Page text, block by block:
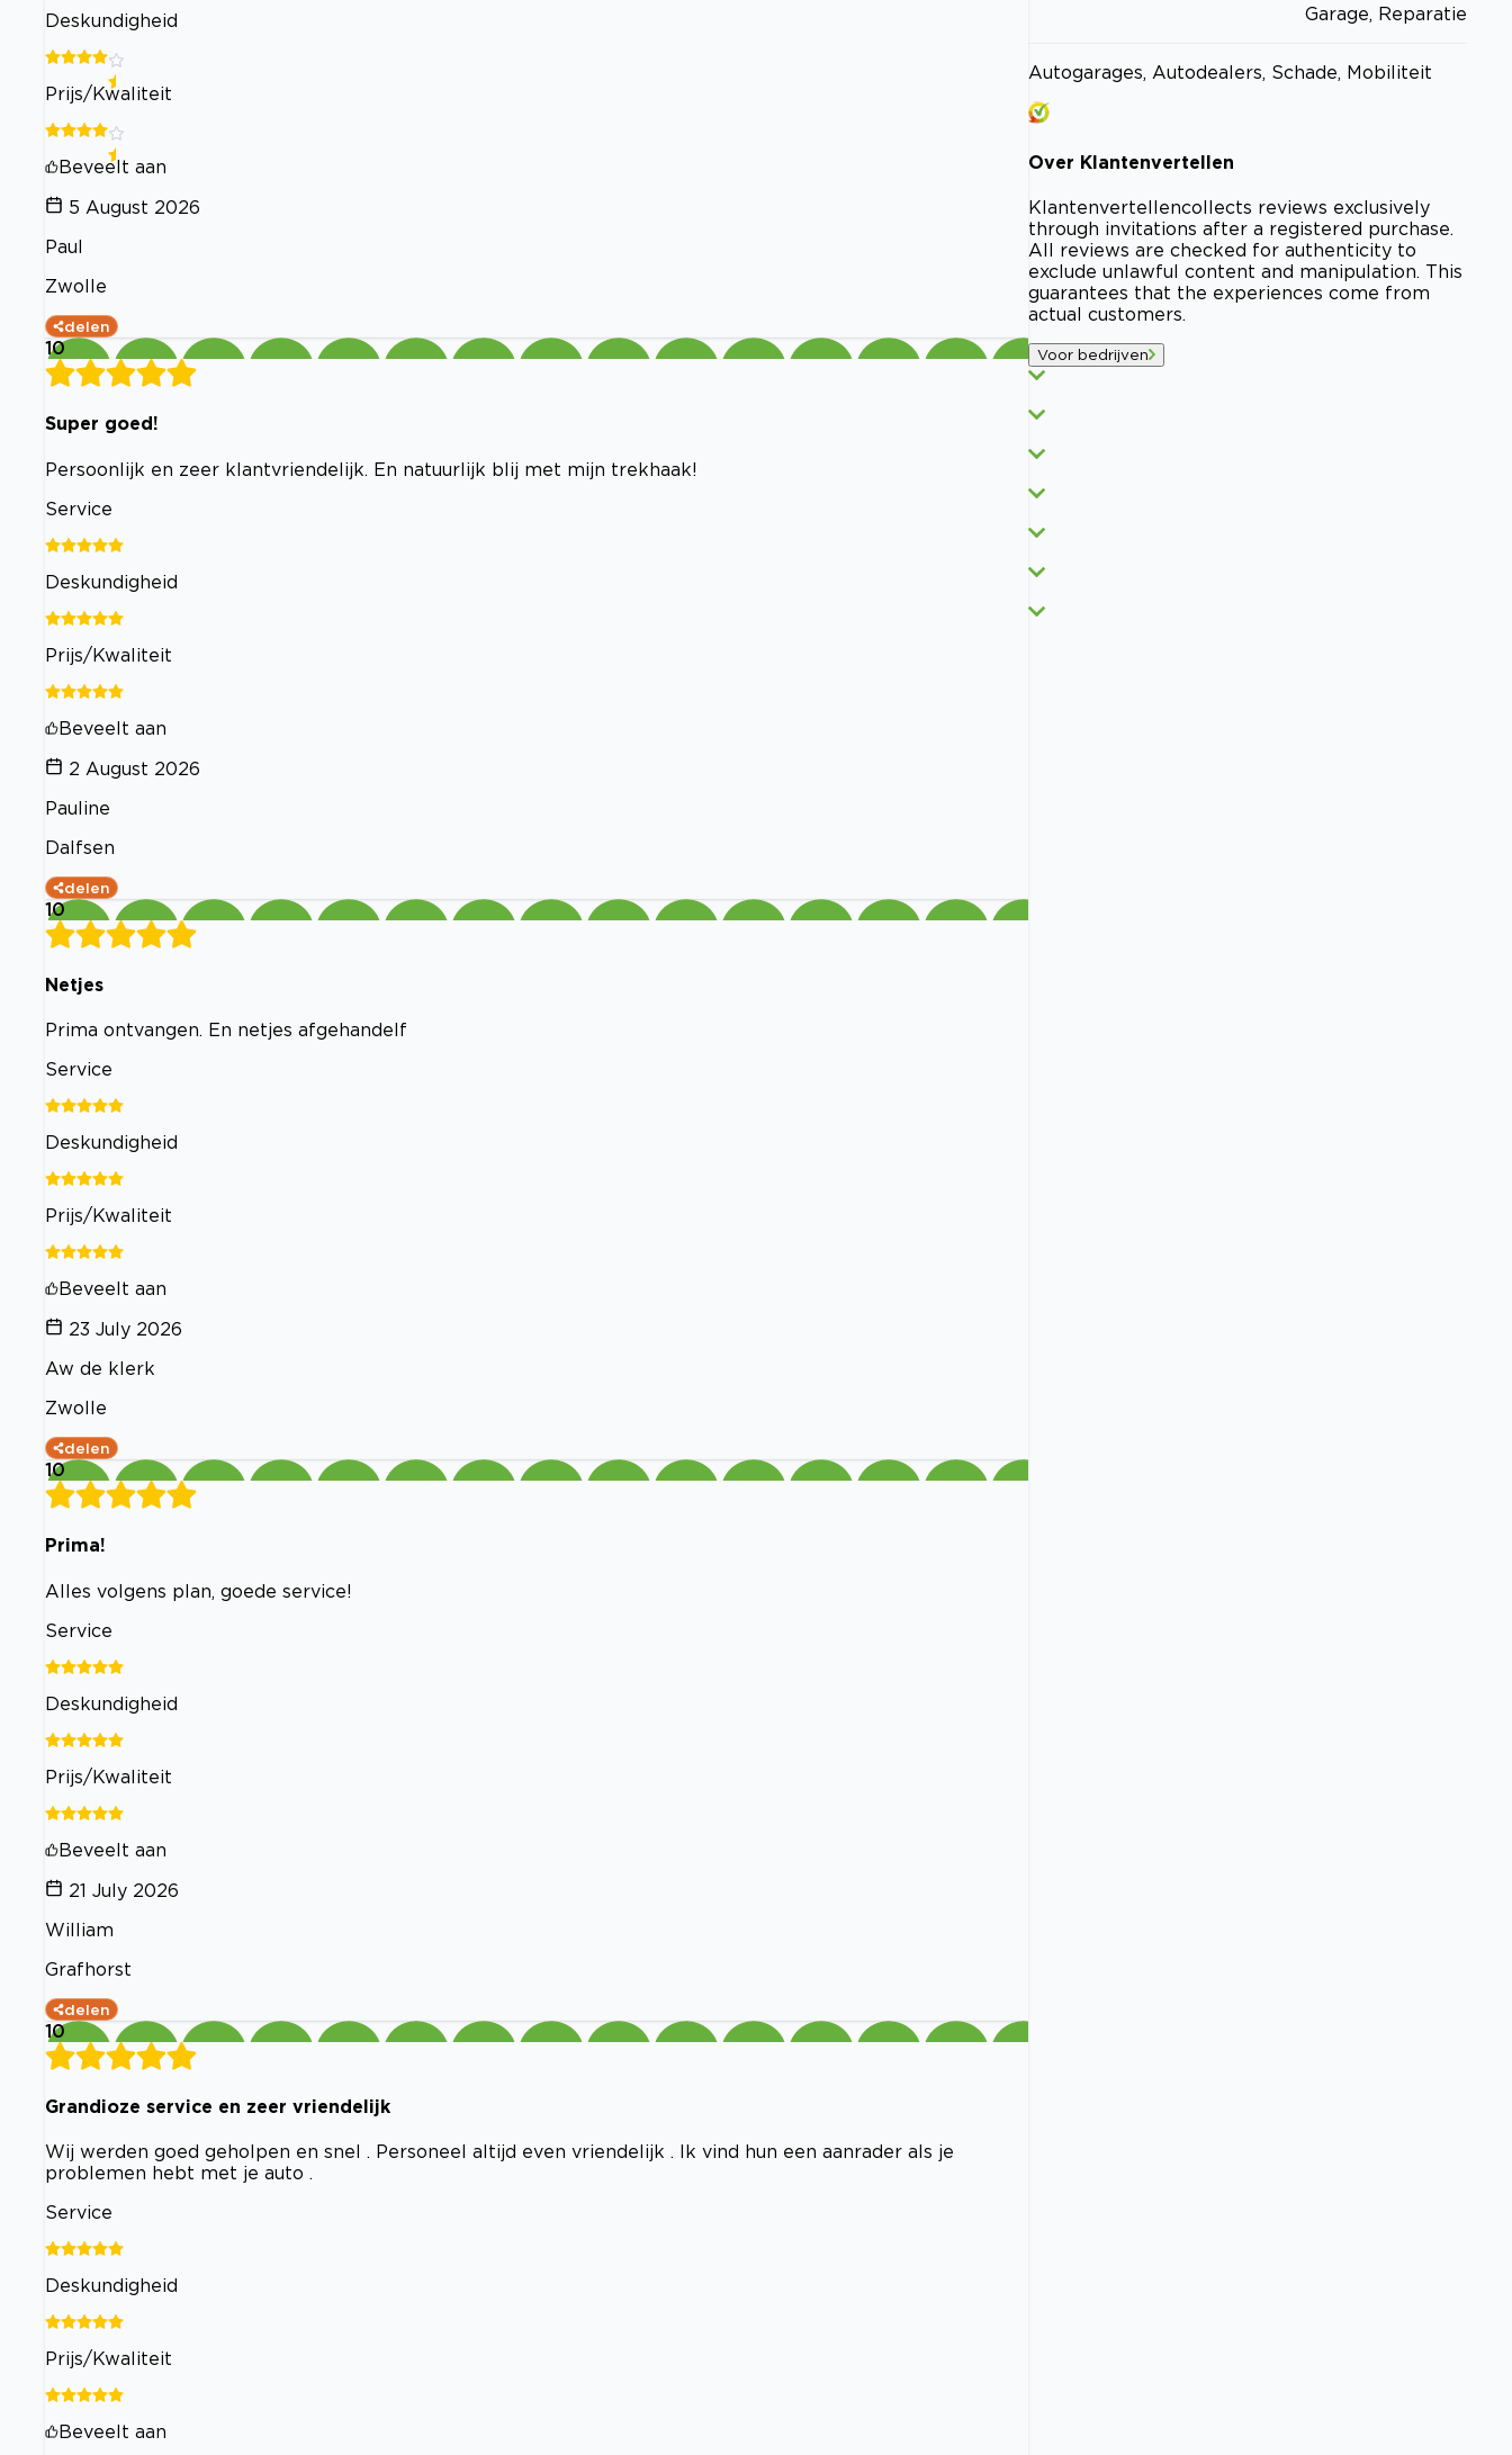
Deskundigheid
Prijs/Kwaliteit
Beveelt aan
5 August 2026
Paul
Zwolle
delen
10
Super goed!
Persoonlijk en zeer klantvriendelijk. En natuurlijk blij met mijn trekhaak!
Service
Deskundigheid
Prijs/Kwaliteit
Beveelt aan
2 August 2026
Pauline
Dalfsen
delen
10
Netjes
Prima ontvangen. En netjes afgehandelf
Service
Deskundigheid
Prijs/Kwaliteit
Beveelt aan
23 July 2026
Aw de klerk
Zwolle
delen
10
Prima!
Alles volgens plan, goede service!
Service
Deskundigheid
Prijs/Kwaliteit
Beveelt aan
21 July 2026
William
Grafhorst
delen
10
Grandioze service en zeer vriendelijk
Wij werden goed geholpen en snel . Personeel altijd even vriendelijk . Ik vind hun een aanrader als je
problemen hebt met je auto .
Service
Deskundigheid
Prijs/Kwaliteit
Beveelt aan
Garage, Reparatie
Autogarages, Autodealers, Schade, Mobiliteit
Over Klantenvertellen
Klantenvertellencollects reviews exclusively
through invitations after a registered purchase.
All reviews are checked for authenticity to
exclude unlawful content and manipulation. This
guarantees that the experiences come from
actual customers.
Voor bedrijven